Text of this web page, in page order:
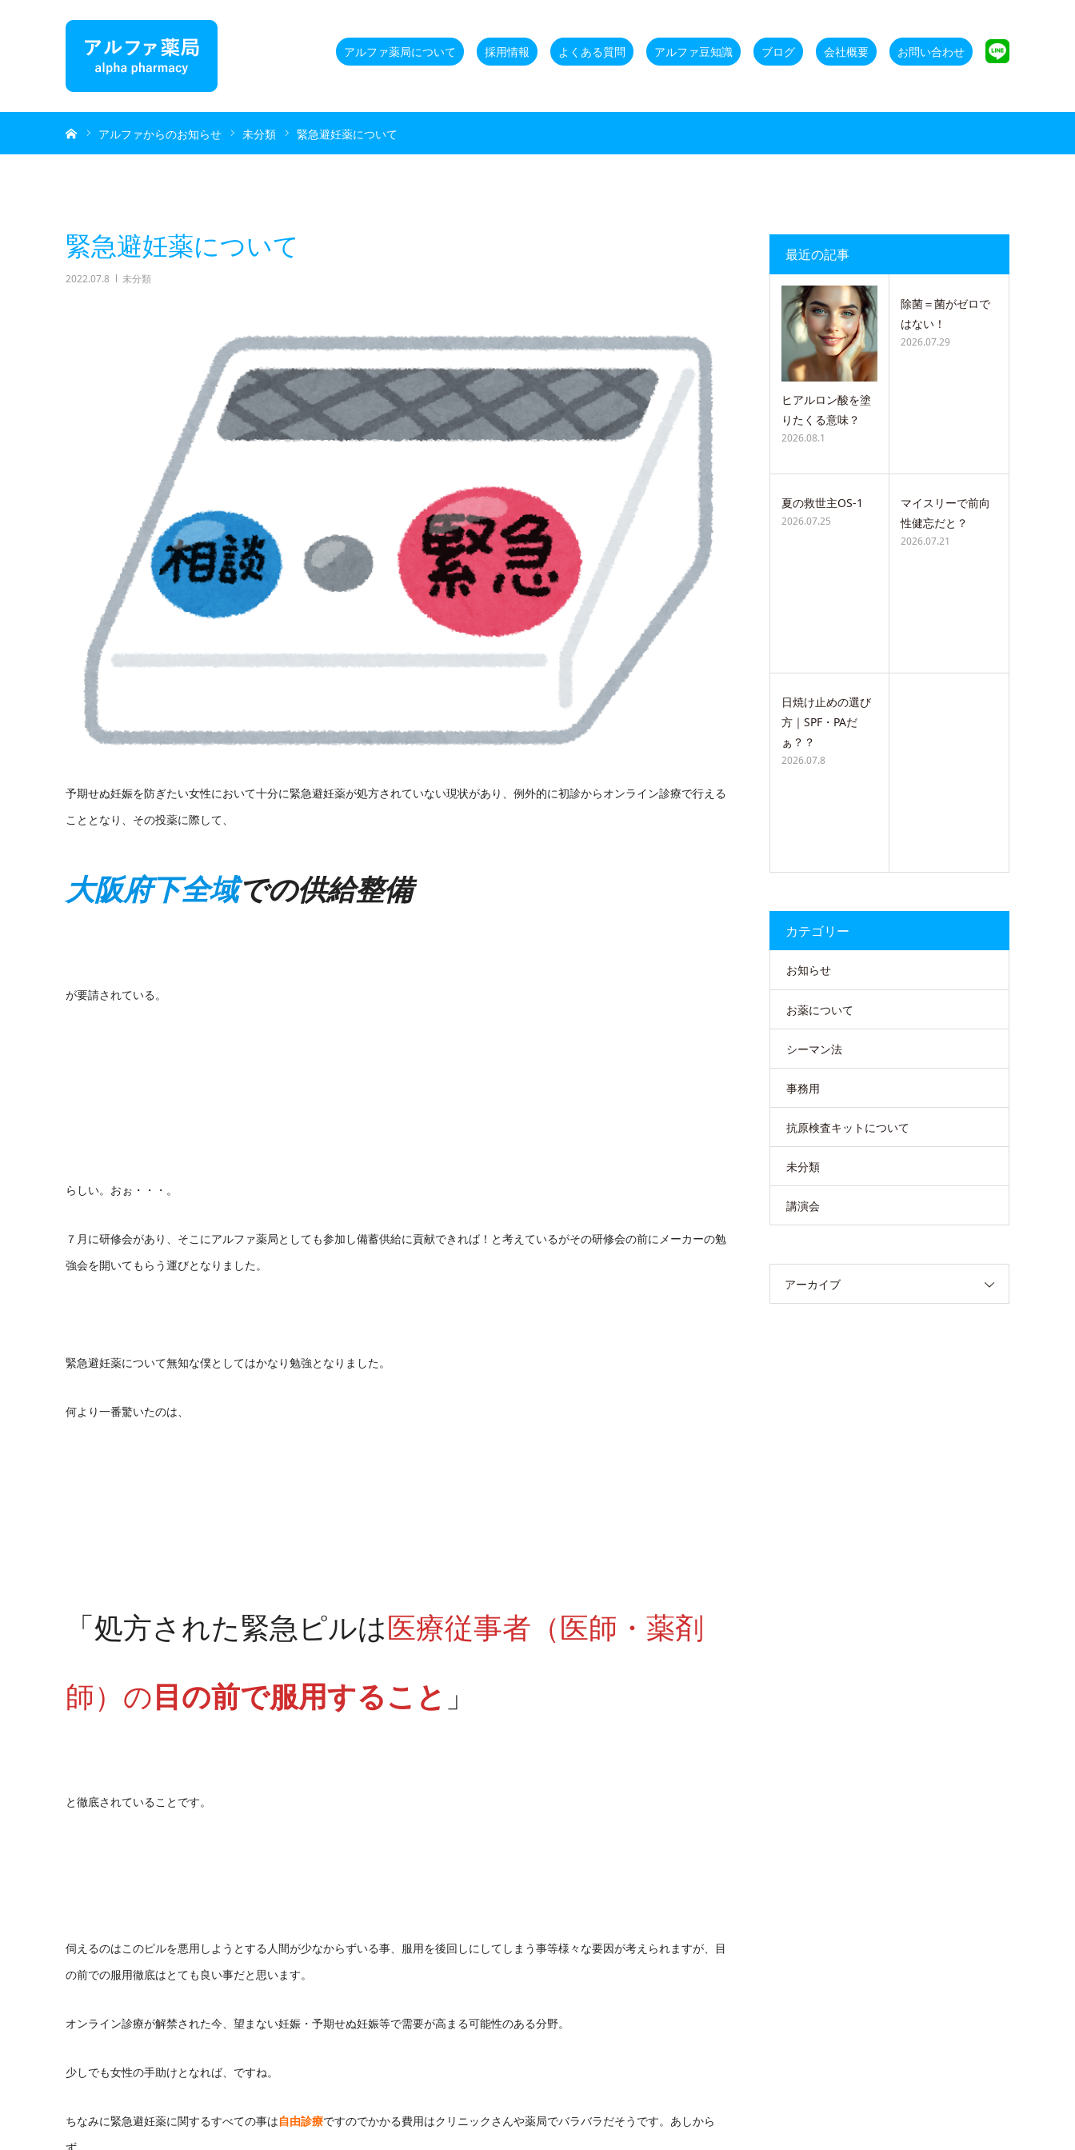
アルファ薬局について 採用情報 よくある質問 アルファ豆知識 ブログ 会社概要 お問い合わせ
アルファからのお知らせ 未分類 緊急避妊薬について
緊急避妊薬について
2022.07.8 未分類
予期せぬ妊娠を防ぎたい女性において十分に緊急避妊薬が処方されていない現状があり、例外的に初診からオンライン診療で行える
こととなり、その投薬に際して、
大阪府下全域での供給整備
が要請されている。
らしい。おぉ・・・。
７月に研修会があり、そこにアルファ薬局としても参加し備蓄供給に貢献できれば！と考えているがその研修会の前にメーカーの勉
強会を開いてもらう運びとなりました。
緊急避妊薬について無知な僕としてはかなり勉強となりました。
何より一番驚いたのは、
「処方された緊急ピルは医療従事者（医師・薬剤
師）の目の前で服用すること 」
と徹底されていることです。
伺えるのはこのピルを悪用しようとする人間が少なからずいる事、服用を後回しにしてしまう事等様々な要因が考えられますが、目
の前での服用徹底はとても良い事だと思います。
オンライン診療が解禁された今、望まない妊娠・予期せぬ妊娠等で需要が高まる可能性のある分野。
少しでも女性の手助けとなれば、ですね。
ちなみに緊急避妊薬に関するすべての事は自由診療ですのでかかる費用はクリニックさんや薬局でバラバラだそうです。あしから
最近の記事
ヒアルロン酸を塗
りたくる意味？
2026.08.1
除菌＝菌がゼロで
はない！
2026.07.29
夏の救世主OS-1
2026.07.25
マイスリーで前向
性健忘だと？
2026.07.21
日焼け止めの選び
方｜SPF・PAだ
ぁ？？
2026.07.8
カテゴリー
お知らせ
お薬について
シーマン法
事務用
抗原検査キットについて
未分類
講演会
アーカイブ